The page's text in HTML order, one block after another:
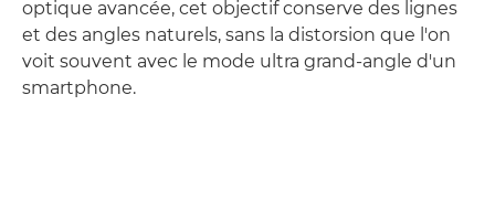
optique avancée, cet objectif conserve des lignes
et des angles naturels, sans la distorsion que l'on
voit souvent avec le mode ultra grand-angle d'un
smartphone.